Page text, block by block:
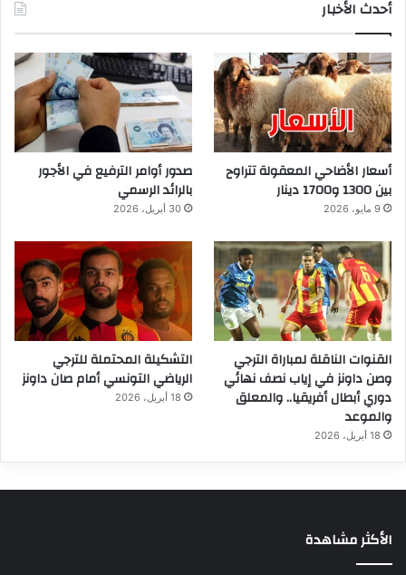
أحدث الأخبار
أسعار الأضاحي المعقولة تتراوح
بين 1300 و1700 دينار
9 مايو، 2026
صدور أوامر الترفيع في الأجور
بالرائد الرسمي
30 أبريل، 2026
القنوات الناقلة لمباراة الترجي
وصن داونز في إياب نصف نهائي
دوري أبطال أفريقيا.. والمعلق
والموعد
18 أبريل، 2026
التشكيلة المحتملة للترجي
الرياضي التونسي أمام صان داونز
18 أبريل، 2026
الأكثر مشاهدة